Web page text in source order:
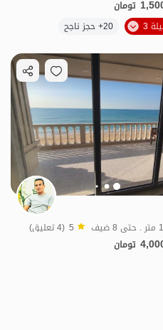
تومان
20+ حجز ناجح
5 (4 تعليق)
تومان